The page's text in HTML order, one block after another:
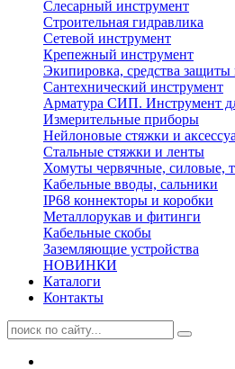
Слесарный инструмент
Строительная гидравлика
Сетевой инструмент
Крепежный инструмент
Экипировка, средства защиты
Сантехнический инструмент
Арматура СИП. Инструмент
Измерительные приборы
Нейлоновые стяжки и
Стальные стяжки и ленты
Хомуты червячные, силовые,
Кабельные вводы, сальники
IP68 коннекторы и коробки
Металлорукав и фитинги
Кабельные скобы
Заземляющие устройства
НОВИНКИ
Каталоги
Контакты